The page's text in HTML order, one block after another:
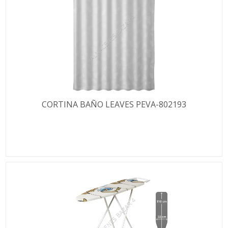
CORTINA BAÑO LEAVES PEVA-802193